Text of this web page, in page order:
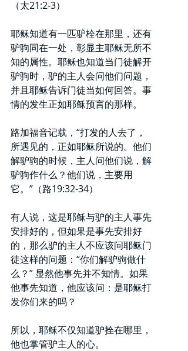
（太21:2-3）
耶稣知道有一匹驴栓在那里，还有
驴驹同在一处，彰显主耶稣无所不
知的属性。耶稣也知道当门徒解开
驴驹时，驴的主人会问他们问题，
并且耶稣告诉门徒当如何回答。事
情的发生正如耶稣预言的那样。
路加福音记载，“打发的人去了，
所遇见的，正如耶稣所说的。他们
解驴驹的时候，主人问他们说，解
驴驹作什么？他们说，主要用
它。”（路19:32-34）
有人说，这是耶稣与驴的主人事先
安排好的，但如果是事先安排好
的，那么驴的主人不应该问耶稣门
徒这样的问题：“你们解驴驹做什
么？” 显然他事先并不知情。如果
他事先知道，他应该问：是耶稣打
发你们来的吗？
所以，耶稣不仅知道驴拴在哪里，
他也掌管驴主人的心。